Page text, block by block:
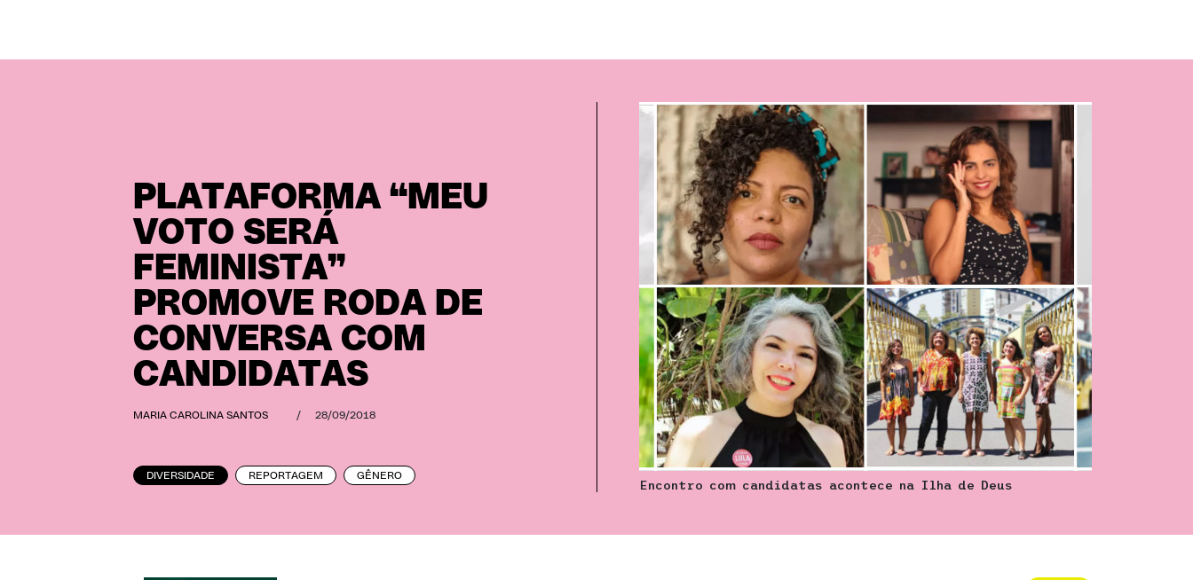
PLATAFORMA “MEU
VOTO SERÁ
FEMINISTA”
PROMOVE RODA DE
CONVERSA COM
CANDIDATAS
MARIA CAROLINA SANTOS / 28/09/2018
DIVERSIDADE REPORTAGEM GÊNERO
Encontro com candidatas acontece na Ilha de Deus